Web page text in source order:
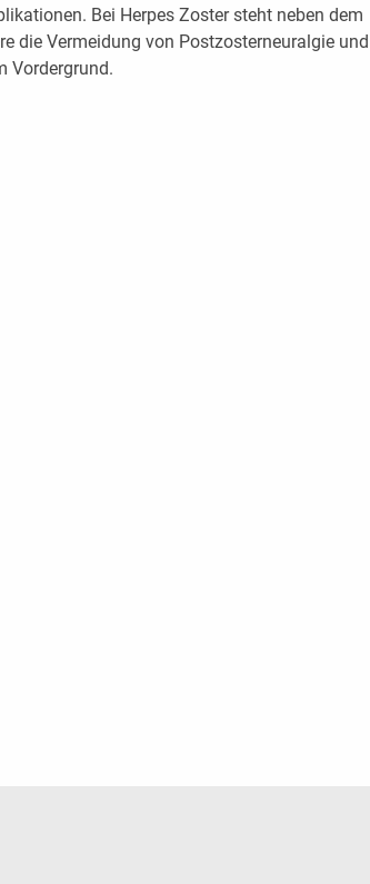
Bei Herpes Zoster steht neben dem
die Vermeidung von Postzosterneuralgie und
Vordergrund.